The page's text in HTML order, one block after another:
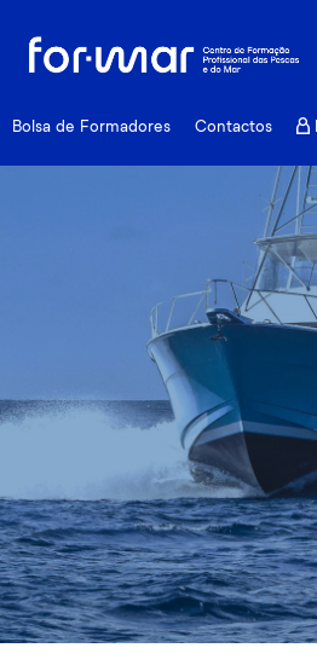
Bolsa de Formadores Contactos
Formação